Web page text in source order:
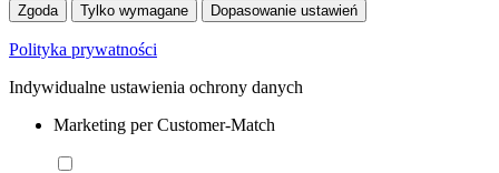
Zgoda Tylko wymagane Dopasowanie ustawień
Polityka prywatności
Indywidualne ustawienia ochrony danych
Marketing per Customer-Match